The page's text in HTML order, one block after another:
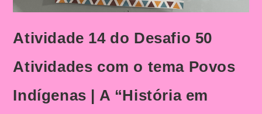
Atividade 14 do Desafio 50
Atividades com o tema Povos
Indígenas | A “História em